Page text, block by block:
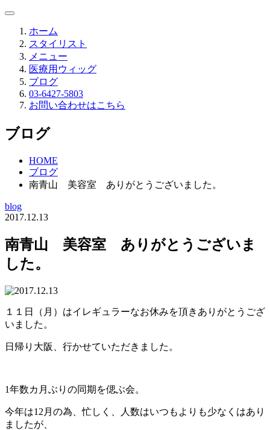
ホーム
スタイリスト
メニュー
医療用ウィッグ
ブログ
03-6427-5803
お問い合わせはこちら
ブログ
HOME
ブログ
南青山 美容室 ありがとうございました。
blog
2017.12.13
南青山 美容室 ありがとうございま
した。
１１日（月）はイレギュラーなお休みを頂きありがとうござ
いました。
日帰り大阪、行かせていただきました。
1年数カ月ぶりの同期を偲ぶ会。
今年は12月の為、忙しく、人数はいつもよりも少なくはあり
ましたが、